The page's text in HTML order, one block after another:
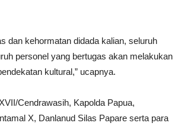
dan kehormatan didada kalian, seluruh
personel yang bertugas akan melakukan
kultural,” ucapnya.
Cendrawasih, Kapolda Papua,
X, Danlanud Silas Papare serta para